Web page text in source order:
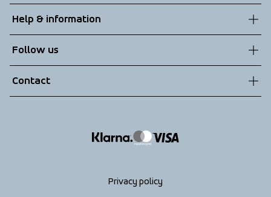
Sustainability
Technologies
Help & information
Terms & Conditions
Returns
Follow us
Contact
Privacy policy